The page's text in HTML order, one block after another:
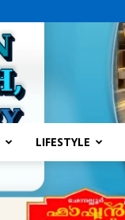
LIFESTYLE